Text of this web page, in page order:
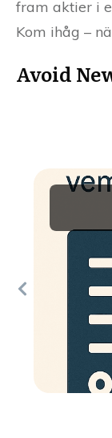
fram aktier i
Kom ihåg –
Avoid